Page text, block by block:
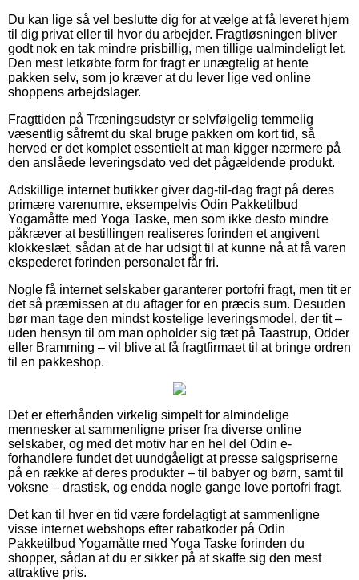
Du kan lige så vel beslutte dig for at vælge at få leveret hjem
til dig privat eller til hvor du arbejder. Fragtløsningen bliver
godt nok en tak mindre prisbillig, men tillige ualmindeligt let.
Den mest letkøbte form for fragt er unægtelig at hente
pakken selv, som jo kræver at du lever lige ved online
shoppens arbejdslager.
Fragttiden på Træningsudstyr er selvfølgelig temmelig
væsentlig såfremt du skal bruge pakken om kort tid, så
herved er det komplet essentielt at man kigger nærmere på
den anslåede leveringsdato ved det pågældende produkt.
Adskillige internet butikker giver dag-til-dag fragt på deres
primære varenumre, eksempelvis Odin Pakketilbud
Yogamåtte med Yoga Taske, men som ikke desto mindre
påkræver at bestillingen realiseres forinden et angivent
klokkeslæt, sådan at de har udsigt til at kunne nå at få varen
ekspederet forinden personalet får fri.
Nogle få internet selskaber garanterer portofri fragt, men tit er
det så præmissen at du aftager for en præcis sum. Desuden
bør man tage den mindst kostelige leveringsmodel, der tit –
uden hensyn til om man opholder sig tæt på Taastrup, Odder
eller Bramming – vil blive at få fragtfirmaet til at bringe ordren
til en pakkeshop.
Det er efterhånden virkelig simpelt for almindelige
mennesker at sammenligne priser fra diverse online
selskaber, og med det motiv har en hel del Odin e-
forhandlere fundet det uundgåeligt at presse salgspriserne
på en række af deres produkter – til babyer og børn, samt til
voksne – drastisk, og endda nogle gange love portofri fragt.
Det kan til hver en tid være fordelagtigt at sammenligne
visse internet webshops efter rabatkoder på Odin
Pakketilbud Yogamåtte med Yoga Taske forinden du
shopper, sådan at du er sikker på at skaffe sig den mest
attraktive pris.